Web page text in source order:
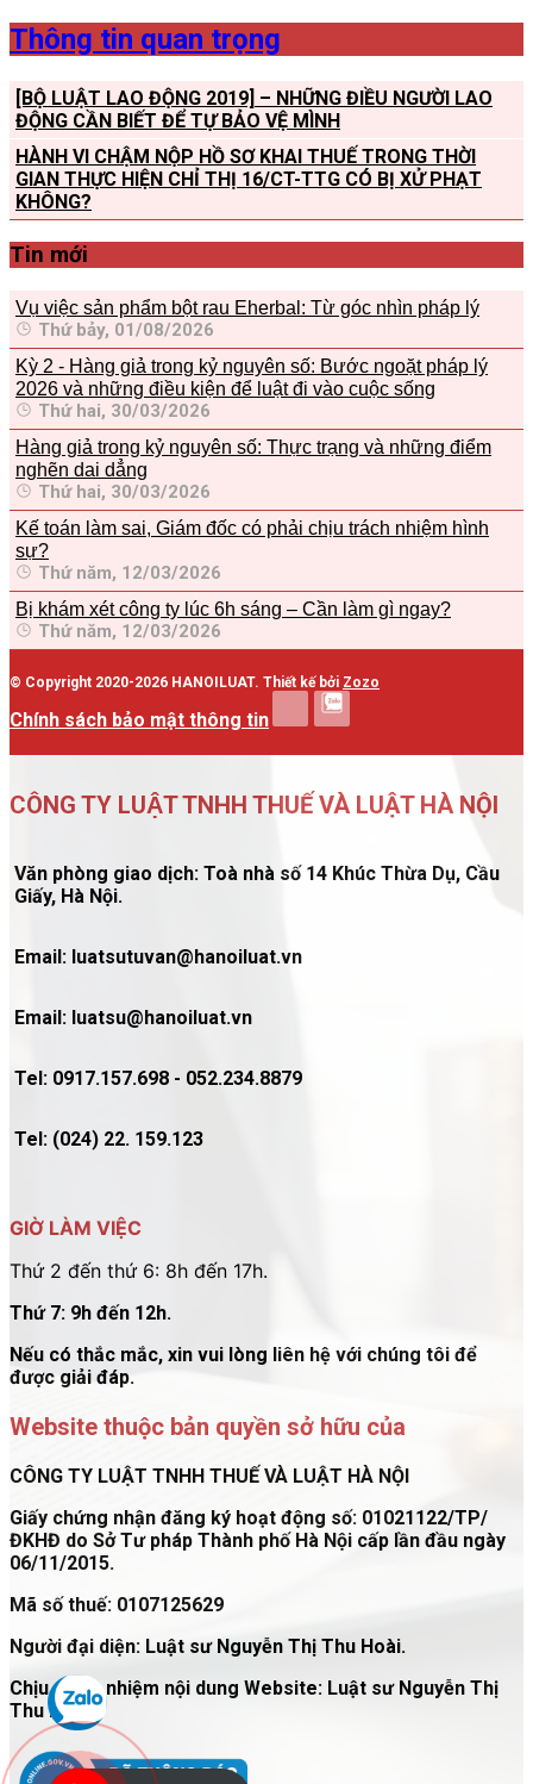
Thông tin quan trọng
[BỘ LUẬT LAO ĐỘNG 2019] – NHỮNG ĐIỀU NGƯỜI LAO
ĐỘNG CẦN BIẾT ĐỂ TỰ BẢO VỆ MÌNH
HÀNH VI CHẬM NỘP HỒ SƠ KHAI THUẾ TRONG THỜI
GIAN THỰC HIỆN CHỈ THỊ 16/CT-TTG CÓ BỊ XỬ PHẠT
KHÔNG?
Tin mới
Vụ việc sản phẩm bột rau Eherbal: Từ góc nhìn pháp lý
Thứ bảy, 01/08/2026
Kỳ 2 - Hàng giả trong kỷ nguyên số: Bước ngoặt pháp lý
2026 và những điều kiện để luật đi vào cuộc sống
Thứ hai, 30/03/2026
Hàng giả trong kỷ nguyên số: Thực trạng và những điểm
nghẽn dai dẳng
Thứ hai, 30/03/2026
Kế toán làm sai, Giám đốc có phải chịu trách nhiệm hình
sự?
Thứ năm, 12/03/2026
Bị khám xét công ty lúc 6h sáng – Cần làm gì ngay?
Thứ năm, 12/03/2026
© Copyright 2020-2026 HANOILUAT. Thiết kế bởi Zozo
Chính sách bảo mật thông tin
CÔNG TY LUẬT TNHH THUẾ VÀ LUẬT HÀ NỘI
Văn phòng giao dịch: Toà nhà số 14 Khúc Thừa Dụ, Cầu
Giấy, Hà Nội.
Email: luatsutuvan@hanoiluat.vn
Email: luatsu@hanoiluat.vn
Tel: 0917.157.698 - 052.234.8879
Tel: (024) 22. 159.123
GIỜ LÀM VIỆC
Thứ 2 đến thứ 6: 8h đến 17h.
Thứ 7: 9h đến 12h.
Nếu có thắc mắc, xin vui lòng liên hệ với chúng tôi để
được giải đáp.
Website thuộc bản quyền sở hữu của
CÔNG TY LUẬT TNHH THUẾ VÀ LUẬT HÀ NỘI
Giấy chứng nhận đăng ký hoạt động số: 01021122/TP/
ĐKHĐ do Sở Tư pháp Thành phố Hà Nội cấp lần đầu ngày
06/11/2015.
Mã số thuế: 0107125629
Người đại diện: Luật sư Nguyễn Thị Thu Hoài.
Chịu trách nhiệm nội dung Website: Luật sư Nguyễn Thị
Thu Hoài.